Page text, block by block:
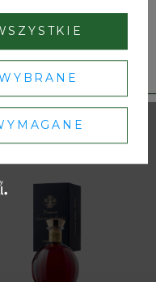
Reserve Tawny
Decanter Port
284,50 zł